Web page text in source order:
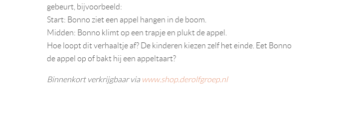
gebeurt, bijvoorbeeld:
Start: Bonno ziet een appel hangen in de boom.
Midden: Bonno klimt op een trapje en plukt de appel.
Hoe loopt dit verhaaltje af? De kinderen kiezen zelf het einde. Eet Bonno
de appel op of bakt hij een appeltaart?
Binnenkort verkrijgbaar via www.shop.derolfgroep.nl